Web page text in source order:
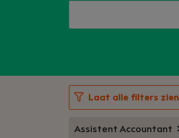
Laat alle filters zien
Assistent Accountant